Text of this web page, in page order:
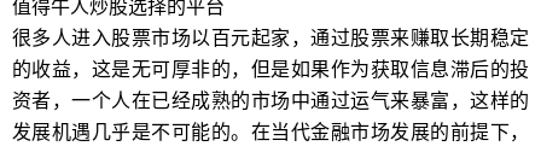
值得牛人炒股选择的平台
很多人进入股票市场以百元起家，通过股票来赚取长期稳定
的收益，这是无可厚非的，但是如果作为获取信息滞后的投
资者，一个人在已经成熟的市场中通过运气来暴富，这样的
发展机遇几乎是不可能的。在当代金融市场发展的前提下，